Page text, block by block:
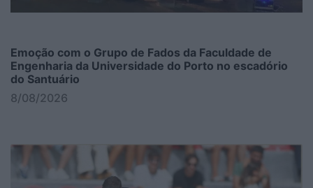
Emoção com o Grupo de Fados da Faculdade de
Engenharia da Universidade do Porto no escadório
do Santuário
8/08/2026